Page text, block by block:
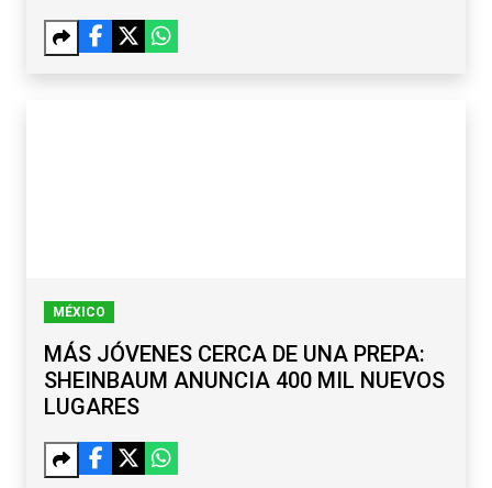
MÉXICO
MÁS JÓVENES CERCA DE UNA PREPA:
SHEINBAUM ANUNCIA 400 MIL NUEVOS
LUGARES